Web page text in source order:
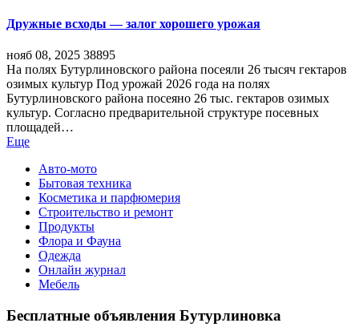
Дружные всходы — залог хорошего урожая
нояб 08, 2025 38895
На полях Бутурлиновского района посеяли 26 тысяч гектаров
озимых культур Под урожай 2026 года на полях
Бутурлиновского района посеяно 26 тыс. гектаров озимых
культур. Согласно предварительной структуре посевных
площадей…
Еще
Авто-мото
Бытовая техника
Косметика и парфюмерия
Строительство и ремонт
Продукты
Флора и Фауна
Одежда
Онлайн журнал
Мебель
Бесплатные объявления Бутурлиновка